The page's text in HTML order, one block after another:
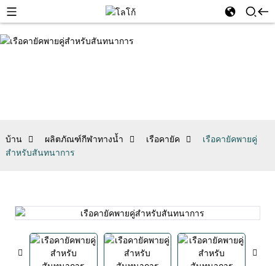
บ้าน ผลิตภัณฑ์กีฬาทางน้ำ เรือคายัค
เรือคายัคพายคู่
สำหรับสันทนาการ